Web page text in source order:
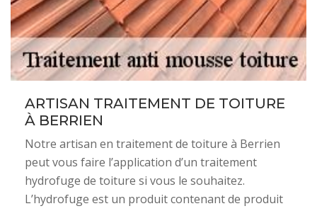
ARTISAN TRAITEMENT DE TOITURE
À BERRIEN
Notre artisan en traitement de toiture à Berrien
peut vous faire l’application d’un traitement
hydrofuge de toiture si vous le souhaitez.
L’hydrofuge est un produit contenant de produit